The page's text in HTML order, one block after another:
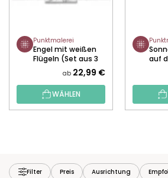
Punktmalerei
Engel mit weißen
Flügeln (Set aus 3
Leinwänden)
ab 22,99 €
WÄHLEN
auf
aus
Filter Preis Ausrichtung